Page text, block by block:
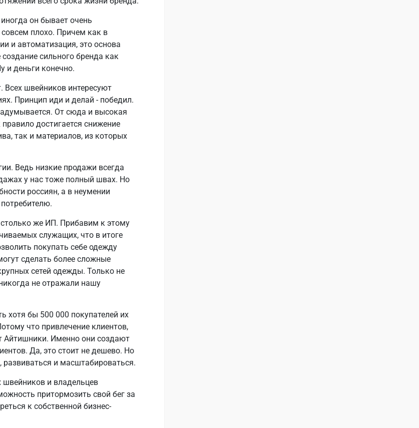
он бывает очень
плохо. Причем как в
и автоматизация, это основа
сильного бренда как
и деньги конечно.
Всех швейников интересуют
Принцип иди и делай - победил.
От сюда и высокая
достигается снижение
так и материалов, из которых
Ведь низкие продажи всегда
у нас тоже полный швах. Но
россиян, а в неумении
же ИП. Прибавим к этому
служащих, что в итоге
покупать себе одежду
сделать более сложные
сетей одежды. Только не
не отражали нашу
хотя бы 500 000 покупателей их
что привлечение клиентов,
Айтишники. Именно они создают
Да, это стоит не дешево. Но
развиваться и масштабироваться.
швейников и владельцев
притормозить свой бег за
к собственной бизнес-